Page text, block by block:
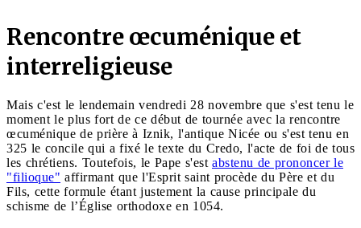
Rencontre œcuménique et
interreligieuse
Mais c'est le lendemain vendredi 28 novembre que s'est tenu le
moment le plus fort de ce début de tournée avec la rencontre
œcuménique de prière à Iznik, l'antique Nicée ou s'est tenu en
325 le concile qui a fixé le texte du Credo, l'acte de foi de tous
les chrétiens. Toutefois, le Pape s'est abstenu de prononcer le
"filioque" affirmant que l'Esprit saint procède du Père et du
Fils, cette formule étant justement la cause principale du
schisme de l’Église orthodoxe en 1054.